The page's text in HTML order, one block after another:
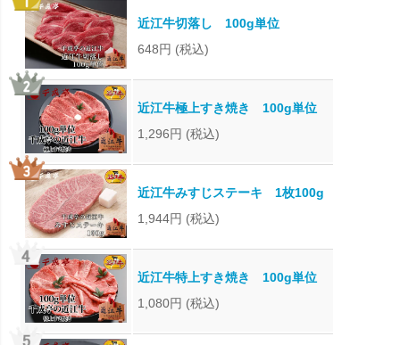
近江牛切落し 100g単位
648円 (税込)
近江牛極上すき焼き 100g単位
1,296円 (税込)
近江牛みすじステーキ 1枚100g
1,944円 (税込)
近江牛特上すき焼き 100g単位
1,080円 (税込)